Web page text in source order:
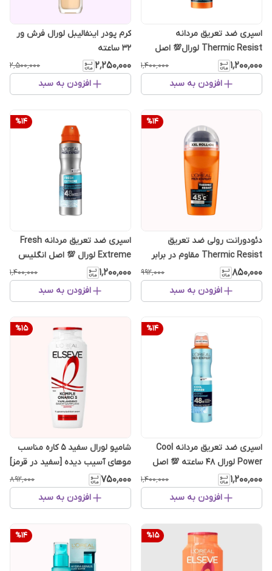
اسپری ضد تعریق مردانه
Thermic Resist لورال💯 اصل
انگلیس
۱٬۲۰۰٬۰۰۰ ۱٬۴۰۰٬۰۰۰
افزودن به سبد
کرم پودر اینفالیبل لورال فرش ور
32 ساعته
۲٬۲۵۰٬۰۰۰ ۲٬۵۰۰٬۰۰۰
افزودن به سبد
%14
دئودورانت رولی ضد تعریق
Thermic Resist مقاوم در برابر
گرما لورال
۸۵۰٬۰۰۰ ۹۹۲٬۰۰۰
افزودن به سبد
%14
اسپری ضد تعریق مردانه Fresh
Extreme لورال 💯 اصل انگلیس
۱٬۲۰۰٬۰۰۰ ۱٬۴۰۰٬۰۰۰
افزودن به سبد
%14
اسپری ضد تعریق مردانه Cool
Power لورال 48 ساعته 💯 اصل
انگلیس
۱٬۲۰۰٬۰۰۰ ۱٬۴۰۰٬۰۰۰
افزودن به سبد
%15
شامپو لورال سفید ۵ کاره مناسب
موهای آسیب دیده [سفید در قرمز]
۳۰۰ میلی‌لیتر
۷۵۰٬۰۰۰ ۸۹۲٬۰۰۰
افزودن به سبد
%15
%14